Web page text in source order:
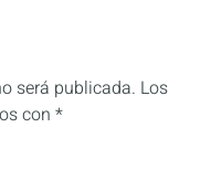
será publicada. Los
con *